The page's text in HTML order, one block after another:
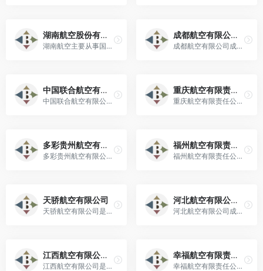
湖南航空股份有限公司
湖南航空主要从事国内航空客货运输业务，主运营基地为长沙黄花国际机场。
成都航空有限公司（简称“成都航空”）
成都航空有限公司成立于2004年6月17日，注册地址位于四川省成都市双流区广牧路1号大飞机示范产业园！
中国联合航空有限公司（简称：中国联合航空，英文：CHINA UNITED）
中国联合航空有限公司，总部位于北京，是中国东方航空股份有限公司旗下的全资子公司。
重庆航空有限责任公司（英文名：Chongqing Airlines）
重庆航空有限责任公司是由中国南方航空股份有限公司和重庆城市交通开发投资（集团）有限公司按6：4比例出资组建的的地方航空公司。
多彩贵州航空有限公司（简称：多彩贵州航空）
多彩贵州航空有限公司是贵州省唯一的国有全资本土航空公司 ，也是民航西南辖区第一家采用FSOP系统审定的CCAR-121部航空公司。
福州航空有限责任公司（Fuzhou Airlines Co., Ltd. 简称：福航）
福州航空有限责任公司于2014年6月12日成立，并于2014年10月30日实现首飞。
天骄航空有限公司
天骄航空有限公司是自治区政府控股的首家本地航空公司，经中国民用航空局批准筹建。
河北航空有限公司（HEBEI AIRLINES，简称“河北航空”）
河北航空有限公司成立于2010年6月，是经中国民航局和河北省政府批准成立的现代化航空公司。
江西航空有限公司（Jiangxi Airlines Co., Ltd，简称江西航空）
江西航空有限公司是江西省首家本土航空公司。
幸福航空有限责任公司（Joyair）
幸福航空有限责任公司（Joyair），简称幸福航空 ，是一家从事航空运输业的企业。